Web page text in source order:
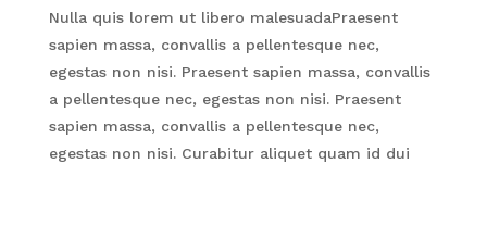
Nulla quis lorem ut libero malesuadaPraesent
sapien massa, convallis a pellentesque nec,
egestas non nisi. Praesent sapien massa, convallis
a pellentesque nec, egestas non nisi. Praesent
sapien massa, convallis a pellentesque nec,
egestas non nisi. Curabitur aliquet quam id dui